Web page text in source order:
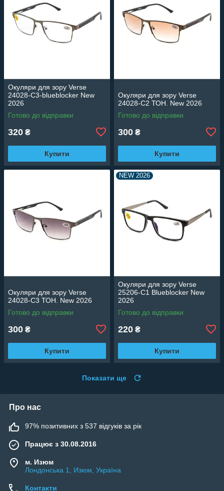
Окуляри для зору Verse
24028-C3-blueblocker New
2026
Готово до відправки
320 ₴
Купити
Окуляри для зору Verse
24028-C2 ТОН. New 2026
Готово до відправки
300 ₴
Купити
Окуляри для зору Verse
24028-C3 ТОН. New 2026
Готово до відправки
300 ₴
Купити
NEW 2026
Окуляри для зору Verse
25206-C1 Blueblocker New
2026
Готово до відправки
220 ₴
Купити
Показати ще
Про нас
97% позитивних з 537 відгуків за рік
Працює з 30.08.2016
м. Изюм
Лондонська 1, Изюм, Україна
Контакти